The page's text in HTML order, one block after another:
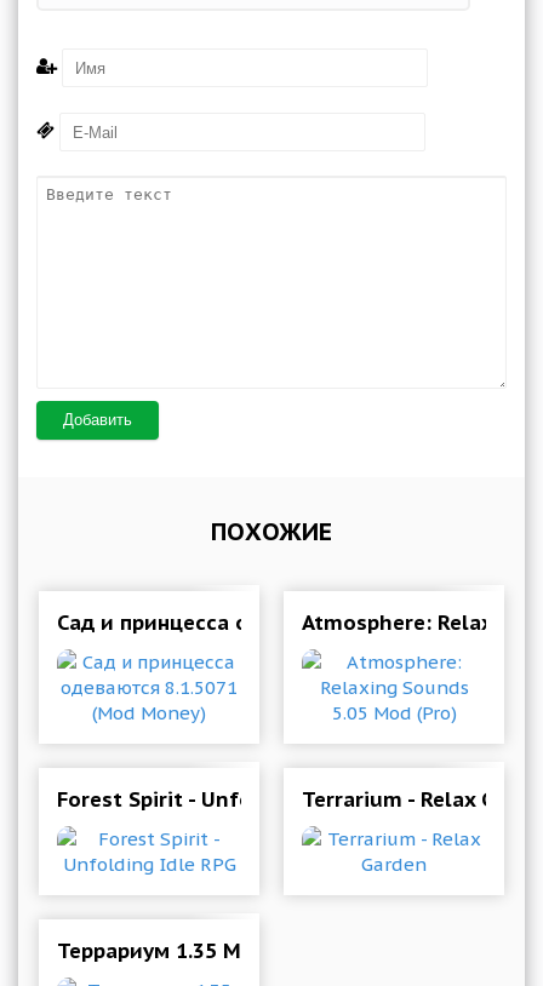
Добавить
ПОХОЖИЕ
Сад и принцесса одеваются 8.1.5071 (Mod
Atmosphere: Relaxing
Forest Spirit - Unfolding Idle RPG
Terrarium - Relax
Террариум 1.35 Mod (Free Shopping)